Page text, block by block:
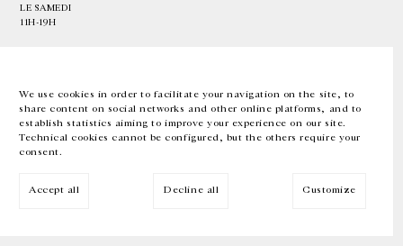
We use cookies in order to facilitate your navigation on the site, to
share content on social networks and other online platforms, and to
establish statistics aiming to improve your experience on our site.
Technical cookies cannot be configured, but the others require your
consent.
Accept all Decline all Customize
LE SAMEDI
11H-19H
EN FR 中文 Facebook Instagram
Inscrivez-vous à notre newsletter